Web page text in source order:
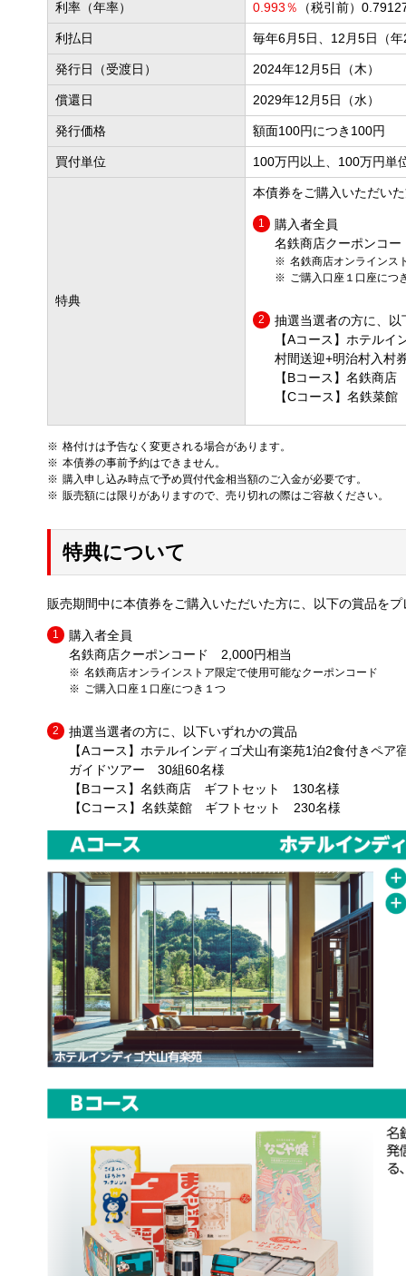
利率（年率） 0.993％ （税引前）
利払日 毎年6月5日、12月5日（
発行日（受渡日） 2024年12月5日（木）
償還日 2029年12月5日（水）
発行価格 額面100円につき100円
買付単位 100万円以上、100万円単
特典
本債券をご購入いただい
購入者全員
名鉄商店クーポンコ
名鉄商店オンラインス
ご購入口座１口座につ
抽選当選者の方に、以
【Aコース】ホテル
村間送迎+明治村入村
【Bコース】名鉄商
【Cコース】名鉄菜
格付けは予告なく変更される場合があります。
本債券の事前予約はできません。
購入申し込み時点で予め買付代金相当額のご入金が必要です。
販売額には限りがありますので、売り切れの際はご容赦ください。
特典について
販売期間中に本債券をご購入いただいた方に、以下の賞品を
購入者全員
名鉄商店クーポンコード 2,000円相当
名鉄商店オンラインストア限定で使用可能なクーポンコード
ご購入口座１口座につき１つ
抽選当選者の方に、以下いずれかの賞品
【Aコース】ホテルインディゴ犬山有楽苑1泊2食付きペ
ガイドツアー 30組60名様
【Bコース】名鉄商店 ギフトセット 130名様
【Cコース】名鉄菜館 ギフトセット 230名様